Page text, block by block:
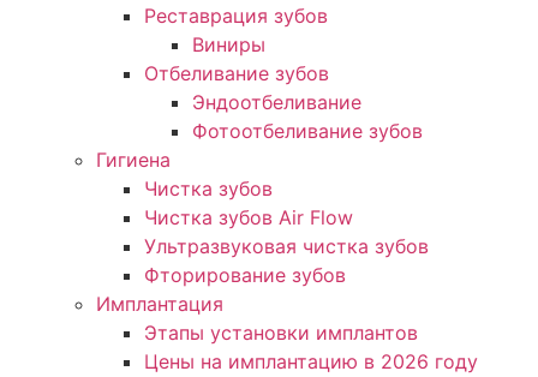
Реставрация зубов
Виниры
Отбеливание зубов
Эндоотбеливание
Фотоотбеливание зубов
Гигиена
Чистка зубов
Чистка зубов Air Flow
Ультразвуковая чистка зубов
Фторирование зубов
Имплантация
Этапы установки имплантов
Цены на имплантацию в 2026 году